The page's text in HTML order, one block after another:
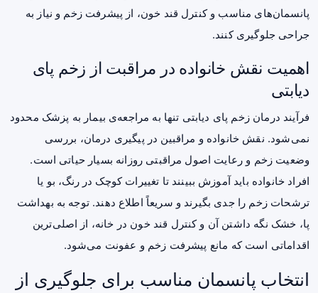
پانسمان‌های مناسب و کنترل قند خون، از پیشرفت زخم و نیاز به
جراحی جلوگیری کنند.
اهمیت نقش خانواده در مراقبت از زخم پای
دیابتی
فرآیند درمان زخم پای دیابتی تنها به مراجعه‌ی بیمار به پزشک محدود
نمی‌شود. نقش خانواده و مراقبین در پیگیری درمان، بررسی
وضعیت زخم و رعایت اصول مراقبتی روزانه بسیار حیاتی است.
افراد خانواده باید آموزش ببینند تا تغییرات کوچک در رنگ، بو یا
ترشحات زخم را جدی بگیرند و سریعاً اطلاع دهند. توجه به بهداشت
پا، خشک نگه داشتن آن و کنترل قند خون در خانه، از اصلی‌ترین
اقداماتی است که مانع پیشرفت زخم و عفونت می‌شود.
انتخاب پانسمان مناسب برای جلوگیری از